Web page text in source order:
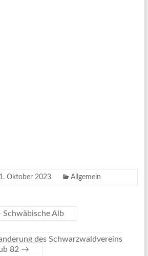
Oktober 2023 Allgemein
Schwäbische Alb
des Schwarzwaldvereins
82 →